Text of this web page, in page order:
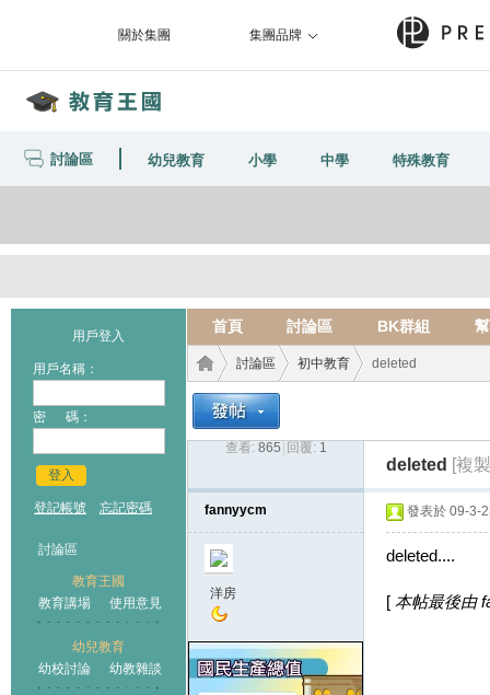
關於集團 集團品牌
討論區 幼兒教育 小學 中學 特殊教育
用戶登入
用戶名稱：
密 碼：
登入
登記帳號 忘記密碼
討論區
教育王國
教育講場
使用意見
幼兒教育
幼校討論
幼教雜談
首頁 討論區 BK群組
王國
討論區
›
初中教育 deleted
查看: 865 回覆: 1
deleted [複
fannyycm
洋房
發表於 09-3-
deleted....
[ 本帖最後由